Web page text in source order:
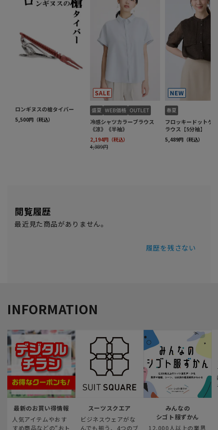
閲覧履歴
最近見た商品がありません。
履歴を残さない
INFORMATION
最新のお買い得情報
人気アイテムやおす
すめ商品などの“おト
スーツスクエア
ビジネスウェアがな
んでも揃う、4つのブ
みんなの
シゴト服ずかん
12,000人以上の業界